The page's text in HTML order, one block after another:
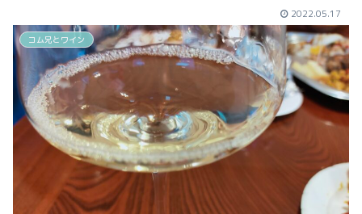
2022.05.17
コム兄とワイン